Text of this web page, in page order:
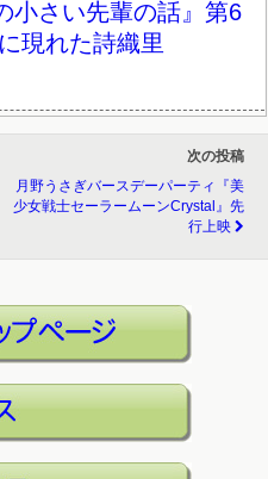
小さい先輩の話』第6
現れた詩織里
次の投稿
月野うさぎバースデーパーティ『美
少女戦士セーラームーンCrystal』先
行上映